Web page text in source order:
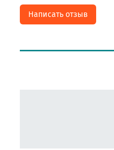
Написать отзыв